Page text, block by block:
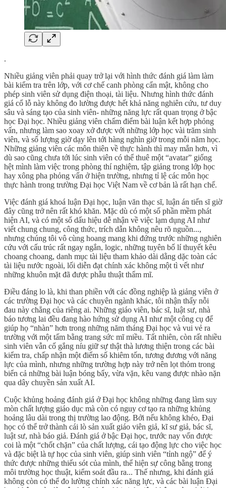
.
Nhiều giảng viên phải quay trở lại với hình thức đánh giá làm làm
bài kiểm tra trên lớp, với cơ chế canh phòng cẩn mật, không cho
phép sinh viên sử dụng điện thoại, tài liệu. Nhưng hình thức đánh
giá cổ lỗ này không đo lường được hết khả năng nghiên cứu, tư duy
sâu và sáng tạo của sinh viên- những năng lực rất quan trọng ở bậc
học Đại học. Nhiều giảng viên chấm điểm bài luận kết hợp phỏng
vấn, nhưng làm sao xoay xở được với những lớp học vài trăm sinh
viên, và số lượng giờ dạy lên tới hàng nghìn giờ trong mỗi năm học.
Những giảng viên các môn thiên về thực hành thì may mắn hơn, vì
dù sao cũng chưa tới lúc sinh viên có thể thuê một “avatar” giống
hệt mình làm việc trong phòng thí nghiệm, tập giảng trong lớp học
hay xông pha phỏng vấn ở hiện trường, nhưng tỉ lệ các môn học
thực hành trong trường Đại học Việt Nam về cơ bản là rất hạn chế.
Việc đánh giá khoá luận Đại học, luận văn thạc sĩ, luận án tiến sĩ giờ
đây cũng trở nên rất khó khăn. Mặc dù có một số phần mềm phát
hiện AI, và có một số dấu hiệu dễ nhận về việc lạm dụng AI như
viết chung chung, công thức, trích dẫn không nêu rõ nguồn...,
nhưng chúng tôi vô cùng hoang mang khi đứng trước những nghiên
cứu với cấu trúc rất ngay ngắn, logic, những tuyên bố lí thuyết kêu
choang choang, danh mục tài liệu tham khảo dài dằng dặc toàn các
tài liệu nước ngoài, lối diễn đạt chính xác không một tì vết như
những khuôn mặt đã được phẫu thuật thẩm mĩ.
Điều đáng lo là, khi than phiền với các đồng nghiệp là giảng viên ở
các trường Đại học và các chuyên ngành khác, tôi nhận thấy nỗi
đau này chẳng của riêng ai. Những giáo viên, bác sĩ, luật sư, nhà
báo tương lai đều đang hào hứng sử dụng AI như một công cụ để
giúp họ “nhàn” hơn trong những năm tháng Đại học và vui vẻ ra
trường với một tấm bằng trang sức mĩ miều. Tất nhiên, còn rất nhiều
sinh viên vẫn cố gắng níu giữ sự thật thà lương thiện trong các bài
kiểm tra, chấp nhận một điểm số khiêm tốn, tương đương với năng
lực của mình, nhưng những trường hợp này trở nên lọt thỏm trong
biển cả những bài luận bóng bẩy, vừa vặn, kêu vang được nhào nặn
qua dây chuyền sản xuất AI.
Cuộc khủng hoảng đánh giá ở Đại học không những đang làm suy
mòn chất lượng giáo dục mà còn có nguy cơ tạo ra những khủng
hoảng lâu dài trong thị trường lao động. Bởi nếu không khéo, Đại
học có thể trở thành cái lò sản xuất giáo viên giả, kĩ sư giả, bác sĩ,
luật sư, nhà báo giả. Đánh giá ở bậc Đại học, trước nay vốn được
coi là một “chốt chặn” của chất lượng, cái tạo động lực cho việc học
và đặc biệt là tự học của sinh viên, giúp sinh viên “tỉnh ngộ” để ý
thức được những thiếu sót của mình, thể hiện sự công bằng trong
môi trường học thuật, kiểm soát đầu ra... Thế nhưng, khi đánh giá
không còn có thể đo lường chính xác năng lực, và các bài luận Đại